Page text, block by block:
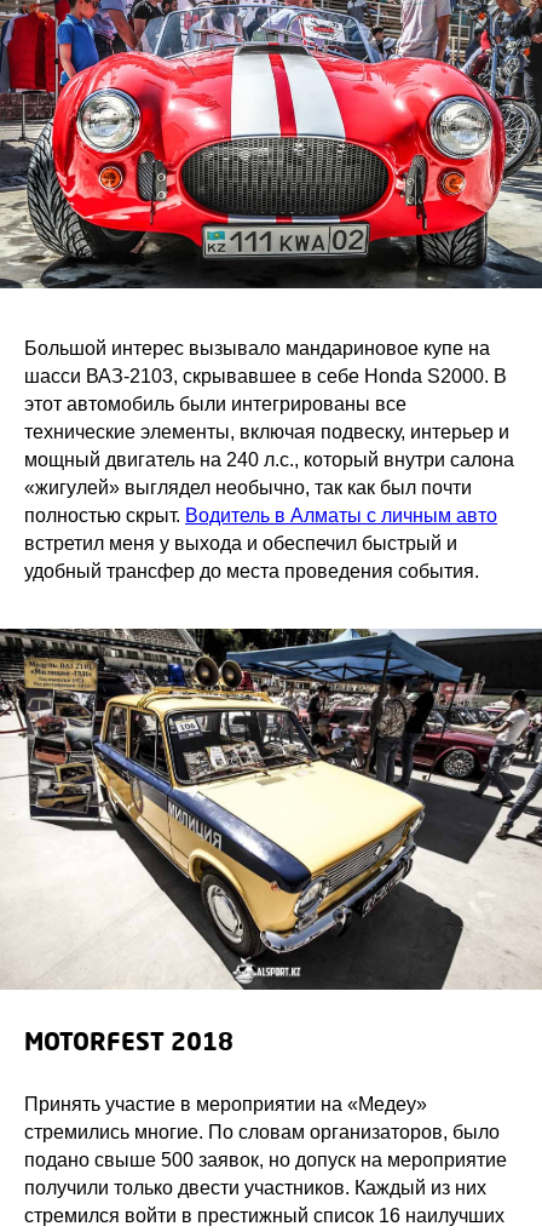
Большой интерес вызывало мандариновое купе на
шасси ВАЗ-2103, скрывавшее в себе Honda S2000. В
этот автомобиль были интегрированы все
технические элементы, включая подвеску, интерьер и
мощный двигатель на 240 л.с., который внутри салона
«жигулей» выглядел необычно, так как был почти
полностью скрыт. Водитель в Алматы с личным авто
встретил меня у выхода и обеспечил быстрый и
удобный трансфер до места проведения события.
MOTORFEST 2018
Принять участие в мероприятии на «Медеу»
стремились многие. По словам организаторов, было
подано свыше 500 заявок, но допуск на мероприятие
получили только двести участников. Каждый из них
стремился войти в престижный список 16 наилучших